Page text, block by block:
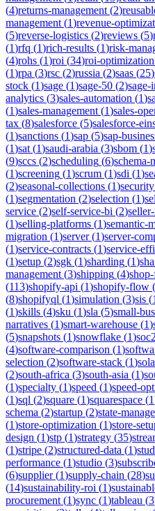
(4)returns-management (2)
management (1)revenue-
(5)reverse-logistics (2)reviews (5)
(1)rfq (1)rich-results (1)risk-
(4)rohs (1)roi (34)roi-optimization
(1)rpa (3)rsc (2)russia (2)saas (25)
stock (1)sage (1)sage-50 (2)sage-
analytics (3)sales-automation (1)
(1)sales-management (1)sales-
tax (8)salesforce (5)salesforce-
(1)sanctions (1)sap (5)sap-
(1)sat (1)saudi-arabia (3)sbom (1)
(9)sccs (2)scheduling (6)schema-
(1)screening (1)scrum (1)sdi (1)
(2)seasonal-collections (1)security
(1)segmentation (2)selection (1)
service (2)self-service-bi (2)
(1)selling-platforms (1)semantic-
migration (1)server(1)server-
(1)service-contracts (1)service-
(1)setup (2)sgk (1)sharding (1)
management (3)shipping (4)
(113)shopify-api (1)shopify-flow (
(8)shopifyql (1)simulation (3)sis (1
(1)skills (4)sku (1)sla (5)small-
narratives (1)smart-warehouse (1)
(5)snapshots (1)snowflake (1)soc2
(4)software-comparison (1)
selection (2)software-stack (1)
(2)south-africa (3)south-asia (1)
(1)specialty (1)speed (1)speed-
(1)sql (2)square (1)squarespace (1
schema (2)startup (2)state-
(1)store-optimization (1)store-
design (1)stp (1)strategy (35)
(1)stripe (2)structured-data (1)
performance (1)studio (3)
(6)supplier(1)supply-chain (28)
(14)sustainability-roi (1)
procurement (1)sync (1)tableau (3